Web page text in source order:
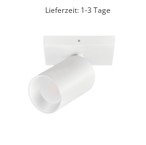
Lieferzeit: 1-3 Tage